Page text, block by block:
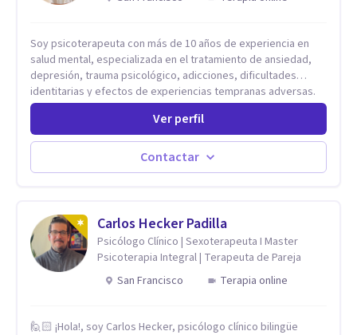
Soy psicoterapeuta con más de 10 años de experiencia en
salud mental, especializada en el tratamiento de ansiedad,
depresión, trauma psicológico, adicciones, dificultades
identitarias y efectos de experiencias tempranas adversas.
Ofrezco un espacio terapéutico seguro, confidencial y
profundamente humano, donde el dolor emocional puede
transformarse en autoconocimiento, regulación emocional y
psicoanálisis, terapia somática y de trauma, psicología
Psicología Analítica Junguiana. Mi abordaje también incorpora
perspectivas interculturales, ecopsicología y el trabajo
simbólico con el inconsciente, entendiendo que cada
proceso terapéutico es único y requiere una mirada
Ver perfil
Contactar
Carlos Hecker Padilla
Psicólogo Clínico | Sexoterapeuta I Master
Psicoterapia Integral | Terapeuta de Pareja
San Francisco
Terapia online
🙋🏻 ¡Hola!, soy Carlos Hecker, psicólogo clínico bilingüe